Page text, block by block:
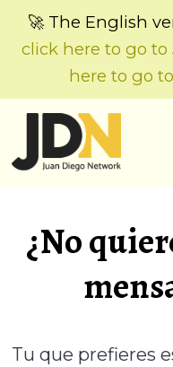
🚀 The English
click here to go to
here to go
¿No
Tu que prefieres